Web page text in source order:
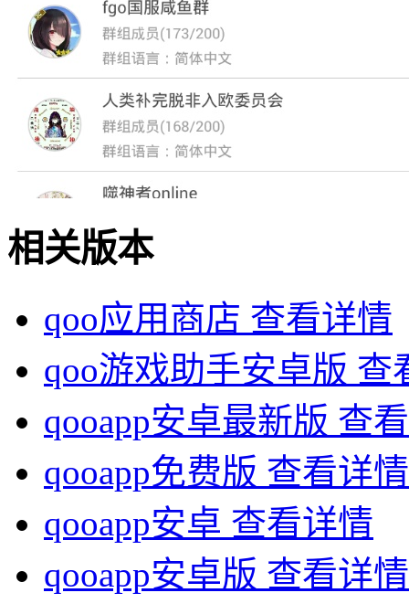
相关版本
qoo应用商店 查看详情
qoo游戏助手安卓版 查
qooapp安卓最新版 查
qooapp免费版 查看详情
qooapp安卓 查看详情
qooapp安卓版 查看详情